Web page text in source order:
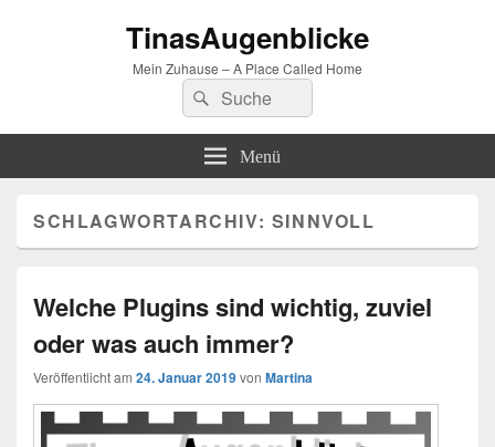
TinasAugenblicke
Mein Zuhause – A Place Called Home
Suchen
nach:
Suchen
Menü
SCHLAGWORTARCHIV: SINNVOLL
Welche Plugins sind wichtig, zuviel
oder was auch immer?
Veröffentlicht am 24. Januar 2019von Martina